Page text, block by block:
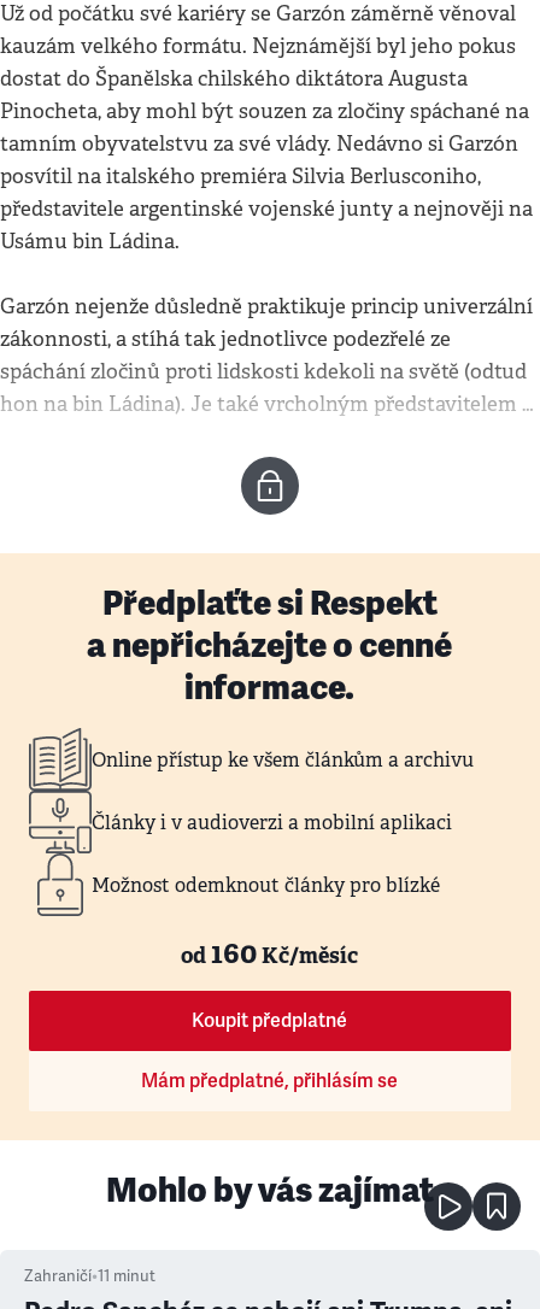
Už od počátku své kariéry se Garzón záměrně věnoval
kauzám velkého formátu. Nejznámější byl jeho pokus
dostat do Španělska chilského diktátora Augusta
Pinocheta, aby mohl být souzen za zločiny spáchané na
tamním obyvatelstvu za své vlády. Nedávno si Garzón
posvítil na italského premiéra Silvia Berlusconiho,
představitele argentinské vojenské junty a nejnověji na
Usámu bin Ládina.
Garzón nejenže důsledně praktikuje princip univerzální
zákonnosti, a stíhá tak jednotlivce podezřelé ze
spáchání zločinů proti lidskosti kdekoli na světě (odtud
hon na bin Ládina). Je také vrcholným představitelem …
Předplaťte si Respekt
a nepřicházejte o cenné
informace.
Online přístup ke všem článkům a archivu
Články i v audioverzi a mobilní aplikaci
Možnost odemknout články pro blízké
od160Kč/měsíc
Koupit předplatné
Mám předplatné, přihlásím se
Mohlo by vás zajímat
Zahraničí•11 minut